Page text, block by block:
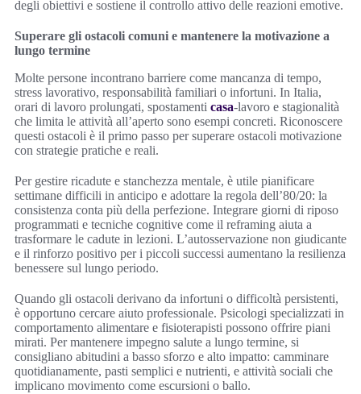
degli obiettivi e sostiene il controllo attivo delle reazioni emotive.
Superare gli ostacoli comuni e mantenere la motivazione a
lungo termine
Molte persone incontrano barriere come mancanza di tempo,
stress lavorativo, responsabilità familiari o infortuni. In Italia,
orari di lavoro prolungati, spostamenti casa-lavoro e stagionalità
che limita le attività all’aperto sono esempi concreti. Riconoscere
questi ostacoli è il primo passo per superare ostacoli motivazione
con strategie pratiche e reali.
Per gestire ricadute e stanchezza mentale, è utile pianificare
settimane difficili in anticipo e adottare la regola dell’80/20: la
consistenza conta più della perfezione. Integrare giorni di riposo
programmati e tecniche cognitive come il reframing aiuta a
trasformare le cadute in lezioni. L’autosservazione non giudicante
e il rinforzo positivo per i piccoli successi aumentano la resilienza
benessere sul lungo periodo.
Quando gli ostacoli derivano da infortuni o difficoltà persistenti,
è opportuno cercare aiuto professionale. Psicologi specializzati in
comportamento alimentare e fisioterapisti possono offrire piani
mirati. Per mantenere impegno salute a lungo termine, si
consigliano abitudini a basso sforzo e alto impatto: camminare
quotidianamente, pasti semplici e nutrienti, e attività sociali che
implicano movimento come escursioni o ballo.